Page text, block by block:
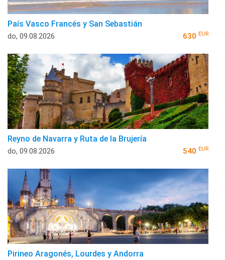
País Vasco Francés y San Sebastián
do, 09.08.2026 630 EUR
Reyno de Navarra y Ruta de la Brujería
do, 09.08.2026 540 EUR
Pirineo Aragonés, Lourdes y Andorra